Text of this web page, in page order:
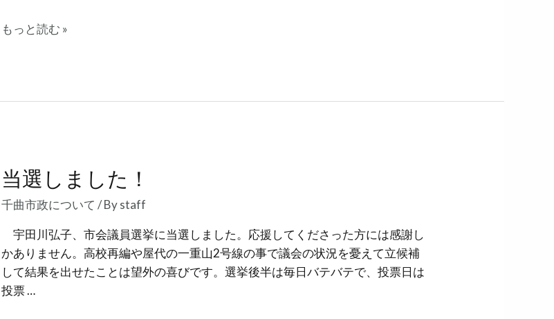
稼
に
もっと読む »
当選しました！
千曲市政について / Bystaff
宇田川弘子、市会議員選挙に当選しました。応援してくださった方には感謝し
かありません。高校再編や屋代の一重山2号線の事で議会の状況を憂えて立候補
して結果を出せたことは望外の喜びです。選挙後半は毎日バテバテで、投票日は
投票 …